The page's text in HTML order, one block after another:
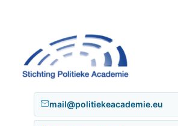
inhoud
mail@politiekeacademie.eu